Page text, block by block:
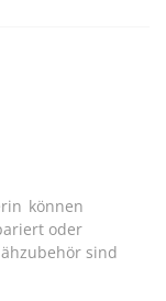
können
oder
sind